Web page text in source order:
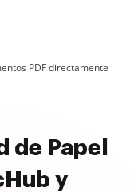
PDF directamente
de Papel
y